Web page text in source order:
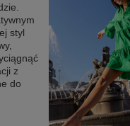
styl
z
do